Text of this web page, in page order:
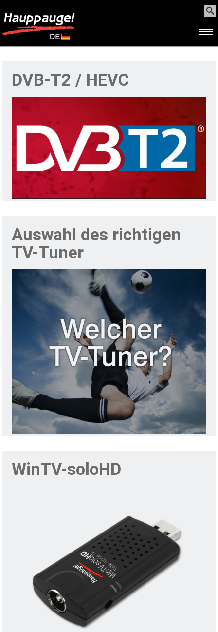
SUPPORT
WEBSHOP
BEZUGSQUELLEN
DVB-T2 / HEVC
WinTV-soloHD
WinTV-dualHD
WinTV-HVR-
935HD
Auswahl des richtigen
TV-Tuner
WinTV-soloHD